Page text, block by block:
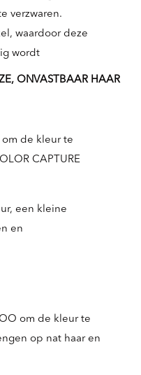
verzwaren.
waardoor deze
wordt
ONVASTBAAR HAAR
om de kleur te
CAPTURE
een kleine
en
om de kleur te
op nat haar en